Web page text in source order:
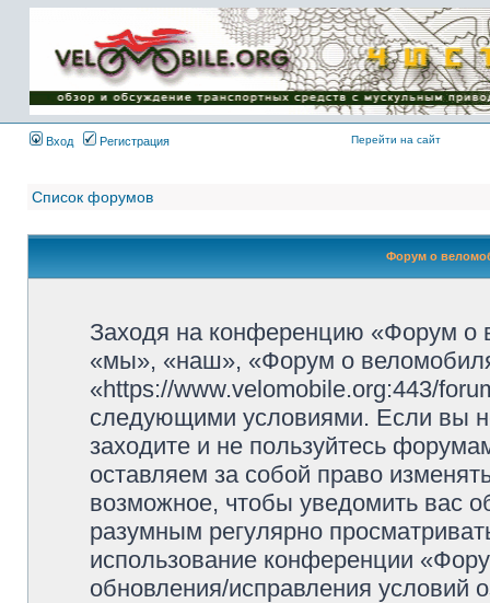
Имя пользователя:
Пароль:
{ LOG_ME_IN_SHORT
}
Вход
Регистрация Перейти на сайт
Список форумов
Форум о
Заходя на конференцию «Форум о
«мы», «наш», «Форум о
«https://www.velomobile.org:443/
следующими условиями. Если вы
заходите и не пользуйтесь
оставляем за собой право
возможное, чтобы уведомить вас
разумным регулярно
использование конференции
обновления/исправления условий